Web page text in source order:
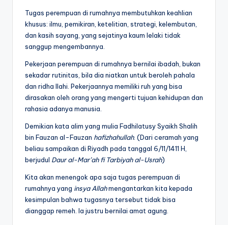
Tugas perempuan di rumahnya membutuhkan keahlian
khusus: ilmu, pemikiran, ketelitian, strategi, kelembutan,
dan kasih sayang, yang sejatinya kaum lelaki tidak
sanggup mengembannya.
Pekerjaan perempuan di rumahnya bernilai ibadah, bukan
sekadar rutinitas, bila dia niatkan untuk beroleh pahala
dan ridha Ilahi. Pekerjaannya memiliki ruh yang bisa
dirasakan oleh orang yang mengerti tujuan kehidupan dan
rahasia adanya manusia.
Demikian kata alim yang mulia Fadhilatusy Syaikh Shalih
bin Fauzan al-Fauzan hafizhahullah. (Dari ceramah yang
beliau sampaikan di Riyadh pada tanggal 6/11/1411 H,
berjudul Daur al-Mar’ah fi Tarbiyah al-Usrah)
Kita akan menengok apa saja tugas perempuan di
rumahnya yang insya Allahmengantarkan kita kepada
kesimpulan bahwa tugasnya tersebut tidak bisa
dianggap remeh. Ia justru bernilai amat agung.